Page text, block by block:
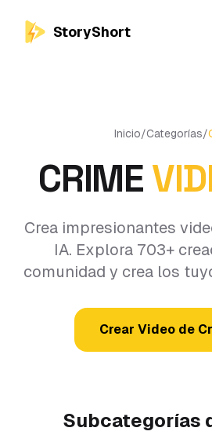
StoryShort
Inicio/Categorías/
CRIME
Crea impresionantes
IA. Explora 703+
comunidad y crea los
Crear Video de
Subcategorías